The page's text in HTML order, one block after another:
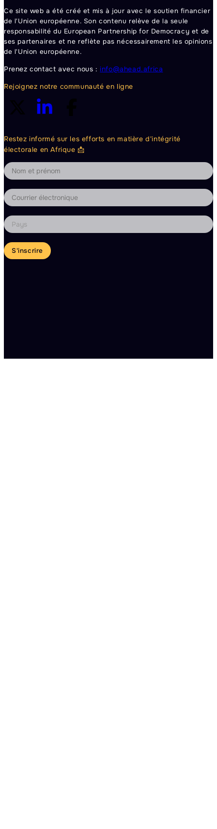
Ce site web a été créé et mis à jour avec le soutien financier
de l'Union européenne. Son contenu relève de la seule
responsabilité du European Partnership for Democracy et de
ses partenaires et ne reflète pas nécessairement les opinions
de l'Union européenne.
Prenez contact avec nous :info@ahead.africa
Rejoignez notre communauté en ligne
Restez informé sur les efforts en matière d'intégrité
électorale en Afrique 📩
S'inscrire